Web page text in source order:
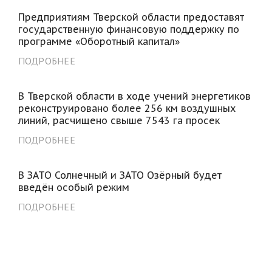
Предприятиям Тверской области предоставят
государственную финансовую поддержку по
программе «Оборотный капитал»
ПОДРОБНЕЕ
В Тверской области в ходе учений энергетиков
реконструировано более 256 км воздушных
линий, расчищено свыше 7543 га просек
ПОДРОБНЕЕ
В ЗАТО Солнечный и ЗАТО Озёрный будет
введён особый режим
ПОДРОБНЕЕ